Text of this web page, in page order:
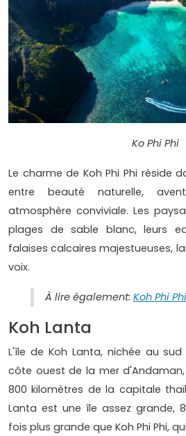
Ko Phi Phi
Le charme de Koh Phi Phi réside
entre beauté naturelle,
atmosphère conviviale. Les
plages de sable blanc, leurs
falaises calcaires majestueuses,
voix.
À lire également: Koh Phi Phi
Koh Lanta
L'île de Koh Lanta, nichée au
côte ouest de la mer
800 kilomètres de la capitale
Lanta est une île assez grande,
fois plus grande que Koh Phi Phi,